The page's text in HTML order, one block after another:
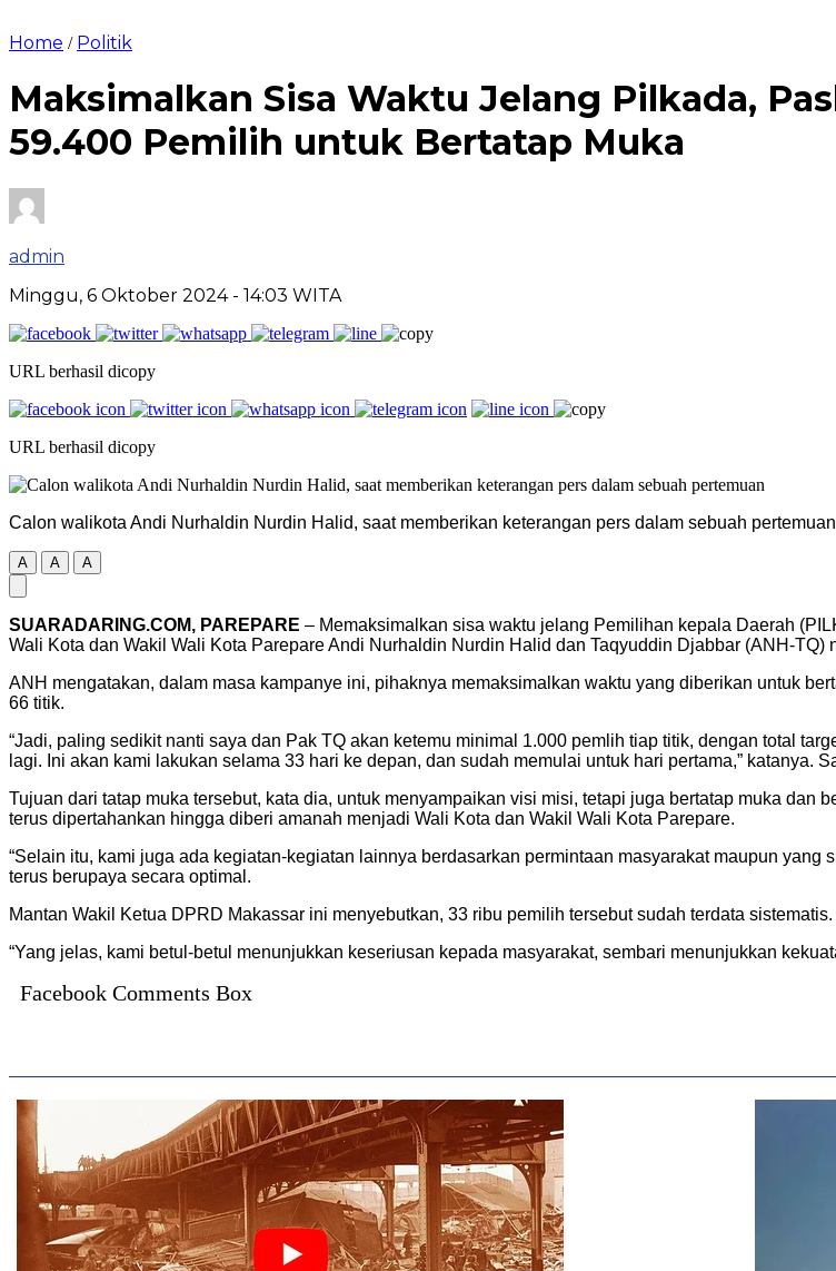
Home / Politik
Maksimalkan Sisa Waktu Jelang Pilkada,
59.400 Pemilih untuk Bertatap Muka
admin
Minggu, 6 Oktober 2024 - 14:03 WITA
URL berhasil dicopy
URL berhasil dicopy
Calon walikota Andi Nurhaldin Nurdin Halid, saat memberikan keterangan pers dalam sebuah pertemuan
A A A
SUARADARING.COM, PAREPARE – Memaksimalkan sisa waktu jelang Pemilihan kepala Daerah
Wali Kota dan Wakil Wali Kota Parepare Andi Nurhaldin Nurdin Halid dan Taqyuddin Djabbar (ANH-
ANH mengatakan, dalam masa kampanye ini, pihaknya memaksimalkan waktu yang diberikan untuk
66 titik.
“Jadi, paling sedikit nanti saya dan Pak TQ akan ketemu minimal 1.000 pemlih tiap titik, dengan total
lagi. Ini akan kami lakukan selama 33 hari ke depan, dan sudah memulai untuk hari pertama,” katanya.
Tujuan dari tatap muka tersebut, kata dia, untuk menyampaikan visi misi, tetapi juga bertatap muka
terus dipertahankan hingga diberi amanah menjadi Wali Kota dan Wakil Wali Kota Parepare.
“Selain itu, kami juga ada kegiatan-kegiatan lainnya berdasarkan permintaan masyarakat maupun
terus berupaya secara optimal.
Mantan Wakil Ketua DPRD Makassar ini menyebutkan, 33 ribu pemilih tersebut sudah terdata
“Yang jelas, kami betul-betul menunjukkan keseriusan kepada masyarakat, sembari menunjukkan
Facebook Comments Box